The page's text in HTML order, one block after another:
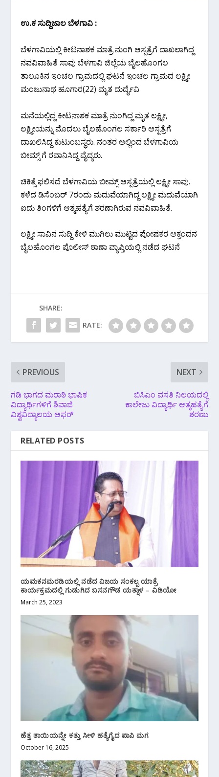
ಉ.ಕ ಸುದ್ದಿಜಾಲ ಬೆಳಗಾವಿ :
ಬೆಳಗಾವಿಯಲ್ಲಿ ಕೀಟನಾಶಕ ಮಾತ್ರೆ ನುಂಗಿ ಆಸ್ಪತ್ರೆಗೆ ದಾಖಲಾಗಿದ್ದ
ನವವಿವಾಹಿತೆ ಸಾವು ಬೆಳಗಾವಿ ಜಿಲ್ಲೆಯ ಬೈಲಹೊಂಗಲ‌
ತಾಲೂಕಿನ ಇಂಚಲ ಗ್ರಾಮದಲ್ಲಿ ಘಟನೆ ಇಂಚಲ ಗ್ರಾಮದ ಲಕ್ಷ್ಮೀ
ಮಂಜುನಾಥ ಹೂಗಾರ(22) ಮೃತ ದುರ್ದೈವಿ
ಮನೆಯಲ್ಲಿದ್ದ ಕೀಟನಾಶಕ ಮಾತ್ರೆ ನುಂಗಿದ್ದ ಮೃತ ಲಕ್ಷ್ಮೀ,
ಲಕ್ಷ್ಮೀಯನ್ನು ಮೊದಲು ಬೈಲಹೊಂಗಲ ಸರ್ಕಾರಿ ಆಸ್ಪತ್ರೆಗೆ
ದಾಖಲಿಸಿದ್ದ ಕುಟುಂಬಸ್ಥರು. ನಂತರ ಅಲ್ಲಿಂದ ಬೆಳಗಾವಿಯ
ಬೀಮ್ಸ್ ಗೆ ರವಾನಿಸಿದ್ದ ವೈದ್ಯರು.
ಚಿಕಿತ್ಸೆ ಫಲಿಸದೆ ಬೆಳಗಾವಿಯ ಬೀಮ್ಸ್ ಆಸ್ಪತ್ರೆಯಲ್ಲಿ ಲಕ್ಷ್ಮೀ ಸಾವು.
ಕಳೆದ ಡಿಸೆಂಬರ್ 7ರಂದು ಮದುವೆಯಾಗಿದ್ದ ಲಕ್ಷ್ಮೀ ಮದುವೆಯಾಗಿ
ಐದು ತಿಂಗಳಿಗೆ ಆತ್ಮಹತ್ಯೆಗೆ ಶರಣಾಗಿರುವ ನವವಿವಾಹಿತೆ.
ಲಕ್ಷ್ಮೀ ಸಾವಿನ ಸುದ್ದಿ ಕೇಳಿ ಮುಗಿಲು ಮುಟ್ಟಿದ ಪೋಷಕರ ಆಕ್ರಂದನ
ಬೈಲಹೊಂಗಲ ಪೊಲೀಸ್ ಠಾಣಾ ವ್ಯಾಪ್ತಿಯಲ್ಲಿ ನಡೆದ ಘಟನೆ
SHARE:
RATE:
PREVIOUS
ಗಡಿ ಭಾಗದ ಮರಾಠಿ ಭಾಷಿಕ
ವಿದ್ಯಾರ್ಥಿಗಳಿಗೆ ಶಿವಾಜಿ
ವಿಶ್ವವಿದ್ಯಾಲಯ ಆಫರ್
NEXT
ಬಿಸಿಎಂ ವಸತಿ ನಿಲಯದಲ್ಲಿ
ಕಾಲೇಜು ವಿದ್ಯಾರ್ಥಿ ಆತ್ಮಹತ್ಯೆಗೆ
ಶರಣು
RELATED POSTS
ಯಮಕನಮರಡಿಯಲ್ಲಿ ನಡೆದ ವಿಜಯ ಸಂಕಲ್ಪ ಯಾತ್ರೆ
ಕಾರ್ಯಕ್ರಮದಲ್ಲಿ ಗುಡುಗಿದ ಬಸನಗೌಡ ಯತ್ನಾಳ – ವಿಡಿಯೋ
March 25, 2023
ಹೆತ್ತ ತಾಯಿಯನ್ನೇ ಕತ್ತು ಸೀಳಿ ಹತ್ಯೆಗೈದ ಪಾಪಿ ಮಗ
October 16, 2025